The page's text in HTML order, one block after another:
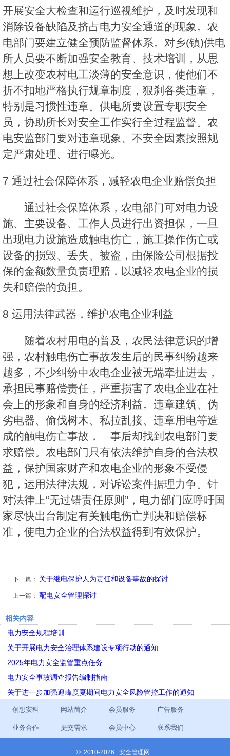
开展安全大检查和运行巡视维护，及时发现和
消除设备缺陷及挤占电力安全通道的现象。农
电部门要建立健全预防监督体系。对乡(镇)供电
所人员要不断加强安全教育、技术培训，从思
想上改变农村电工淡薄的安全意识，使他们不
折不扣地严格执行规章制度，狠刹各类违章，
特别是习惯性违章。供电所要设置专职安全
员，协助所长对安全工作实行全过程监督。农
电安监部门要对违章现象、不安全因素按照规
定严肃处理、进行曝光。
7 通过社会保障体系，减轻农电企业赔偿负担
通过社会保障体系，农电部门可对电力设
施、主要设备、工作人员进行出资担保，一旦
出现电力设施造成触电伤亡，施工操作伤亡或
设备的损毁、丢失、被盗，由保险公司根据投
保的金额数量负责理赔，以减轻农电企业的损
失和赔偿的负担。
8 运用法律武器，维护农电企业利益
随着农村用电的普及，农民法律意识的增
强，农村触电伤亡事故发生后的民事纠纷越来
越多，不少纠纷中农电企业被无端牵扯进去，
承担民事赔偿责任，严重损害了农电企业在社
会上的形象和自身的经济利益。违章建筑、伪
劣电器、偷伐树木、私拉乱接、违章用电等造
成的触电伤亡事故， 事后却找到农电部门要
求赔偿。农电部门只有依法维护自身的合法权
益，保护国家财产和农电企业的形象不受侵
犯，运用法律法规，对诉讼案件据理力争。针
对法律上“无过错责任原则”，电力部门应呼吁国
家尽快出台制定有关触电伤亡判决和赔偿标
准，使电力企业的合法权益得到有效保护。
下一篇： 关于继电保护人为责任和设备事故的探讨
上一篇： 配电安全管理探讨
相关内容
电力安全规程培训
关于开展电力安全治理体系建设专项行动的通知
2025年电力安全监管重点任务
电力安全事故调查报告编制指南
关于进一步加强迎峰度夏期间电力安全风险管控工作的通知
创想安科 网站简介 会员服务 广告服务
业务合作 提交需求 会员中心 联系我们
© 2010-2026 安全管理网